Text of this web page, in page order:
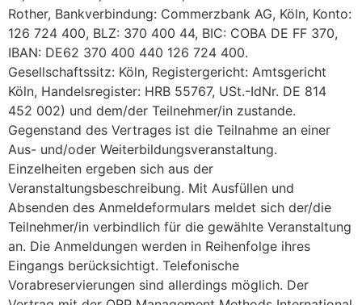
Rother, Bankverbindung: Commerzbank AG, Köln, Konto:
126 724 400, BLZ: 370 400 44, BIC: COBA DE FF 370,
IBAN: DE62 370 400 440 126 724 400.
Gesellschaftssitz: Köln, Registergericht: Amtsgericht
Köln, Handelsregister: HRB 55767, USt.-IdNr. DE 814
452 002) und dem/der Teilnehmer/in zustande.
Gegenstand des Vertrages ist die Teilnahme an einer
Aus- und/oder Weiterbildungsveranstaltung.
Einzelheiten ergeben sich aus der
Veranstaltungsbeschreibung. Mit Ausfüllen und
Absenden des Anmeldeformulars meldet sich der/die
Teilnehmer/in verbindlich für die gewählte Veranstaltung
an. Die Anmeldungen werden in Reihenfolge ihres
Eingangs berücksichtigt. Telefonische
Vorabreservierungen sind allerdings möglich. Der